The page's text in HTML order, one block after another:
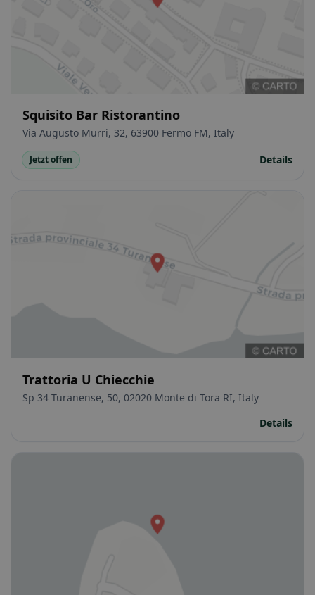
Squisito Bar Ristorantino
Via Augusto Murri, 32, 63900 Fermo FM, Italy
Jetzt offen Details
Trattoria U Chiecchie
Sp 34 Turanense, 50, 02020 Monte di Tora RI, Italy
Details